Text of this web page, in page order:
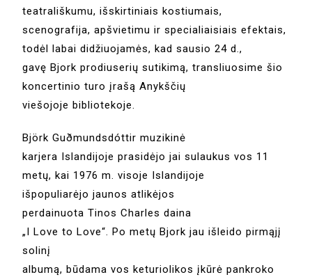
teatrališkumu, išskirtiniais kostiumais,
scenografija, apšvietimu ir specialiaisiais efektais,
todėl labai didžiuojamės, kad sausio 24 d.,
gavę Bjork prodiuserių sutikimą, transliuosime šio
koncertinio turo įrašą Anykščių
viešojoje bibliotekoje.
Björk Guðmundsdóttir muzikinė
karjera Islandijoje prasidėjo jai sulaukus vos 11
metų, kai 1976 m. visoje Islandijoje
išpopuliarėjo jaunos atlikėjos
perdainuota Tinos Charles daina
„I Love to Love“. Po metų Bjork jau išleido pirmąjį
solinį
albumą, būdama vos keturiolikos įkūrė pankroko